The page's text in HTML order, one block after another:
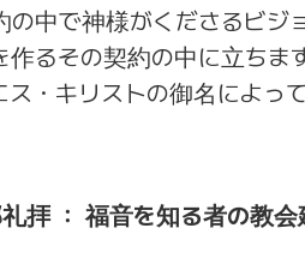
の中で神様がくださるビジ
作るその契約の中に立ちま
ス・キリストの御名によっ
拝 ： 福音を知る者の教